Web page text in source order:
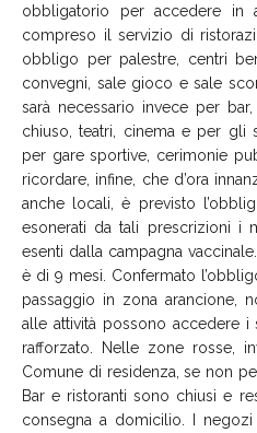
obbligatorio per accedere in
compreso il servizio di
obbligo per palestre, centri
convegni, sale gioco e sale
sarà necessario invece per
chiuso,teatri, cinema e per gli
per gare sportive, cerimonie
ricordare, infine, che d’ora
anche locali, è previsto
esonerati da tali prescrizioni i
esenti dalla campagna
è di 9 mesi. Confermato
passaggio in zona arancione,
alle attività possono accedere i
rafforzato. Nelle zone rosse,
Comune di residenza, se non
Bar e ristoranti sono chiusi e
consegna a domicilio. I